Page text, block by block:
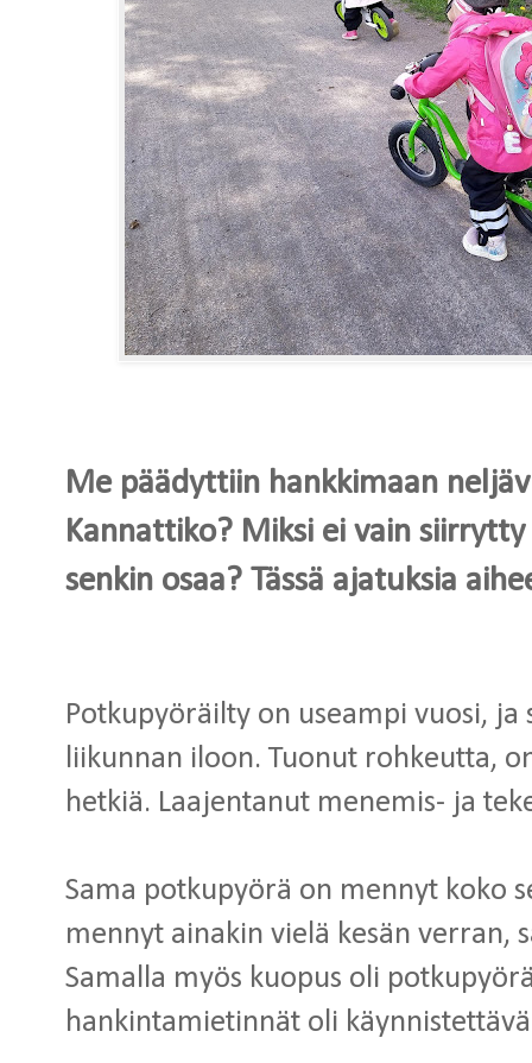
Me päädyttiin hankkimaan
Kannattiko? Miksi ei vain
senkin osaa? Tässä ajatuksia
Potkupyöräilty on useampi vuosi,
liikunnan iloon. Tuonut rohkeutta,
hetkiä. Laajentanut menemis- ja
Sama potkupyörä on mennyt koko
mennyt ainakin vielä kesän verran,
Samalla myös kuopus oli
hankintamietinnät oli